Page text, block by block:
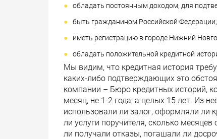
обладать постоянным доходом, для
быть гражданином Российской Федерации;
иметь регистрацию в городе Нижний
обладать положительной кредитной
Мы видим, что кредитная история
каких-либо подтверждающих это
компании – Бюро кредитных историй,
месяц, не 1-2 года, а целых 15 лет. Из
использовали ли залог, оформляли ли
ли услуги поручителя, сколько
ли получали отказы, погашали ли